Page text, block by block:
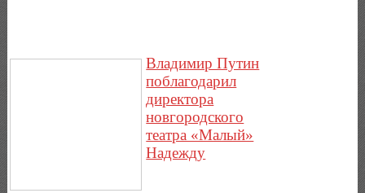
Владимир Путин
поблагодарил
директора
новгородского
театра «Малый»
Надежду